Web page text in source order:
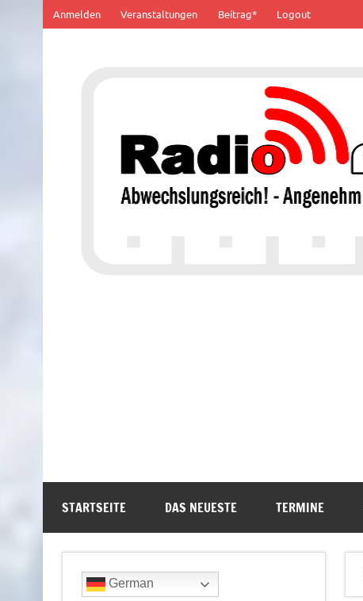
springen
Anmelden Veranstaltungen Beitrag* Logout
STARTSEITE DAS NEUESTE TERMINE
German